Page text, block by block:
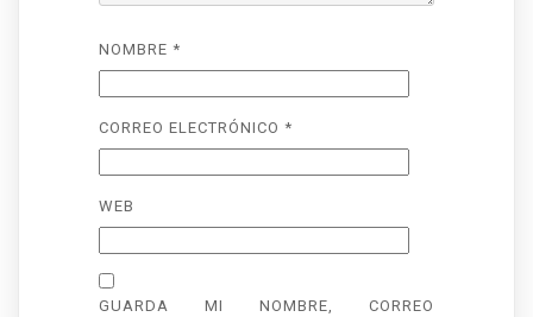
NOMBRE *
CORREO ELECTRÓNICO *
WEB
GUARDA MI NOMBRE, CORREO